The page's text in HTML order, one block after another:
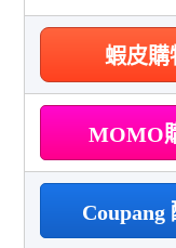
蝦皮購
MOMO
Coupang